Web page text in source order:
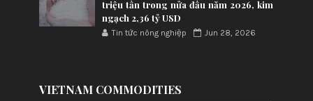
triệu tấn trong nửa đầu năm 2026, kim
ngạch 2,36 tỷ USD
Tin tức nông nghiệp Jun 28, 2026
VIETNAM COMMODITIES